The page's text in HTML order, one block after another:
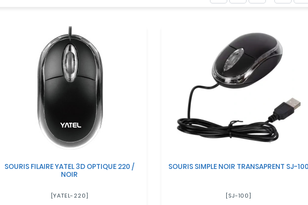
SOURIS FILAIRE YATEL 3D OPTIQUE 220 /
NOIR
[YATEL-220]
SOURIS SIMPLE NOIR TRANSAPRENT SJ-
[SJ-100]